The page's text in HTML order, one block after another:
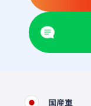
国産車